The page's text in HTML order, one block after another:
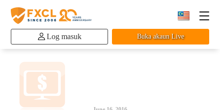
Log masuk Buka akaun Live